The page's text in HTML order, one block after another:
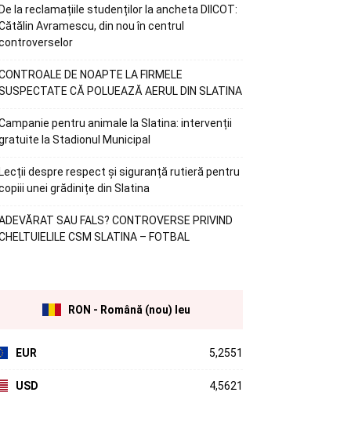
De la reclamațiile studenților la ancheta DIICOT:
Avramescu, din nou în centrul
DE NOAPTE LA FIRMELE
CĂ POLUEAZĂ AERUL DIN SLATINA
pentru animale la Slatina: intervenții
la Stadionul Municipal
Lecții despre respect și siguranță rutieră pentru
unei grădinițe din Slatina
SAU FALS? CONTROVERSE PRIVIND
CSM SLATINA – FOTBAL
RON - Română (nou) leu
EUR 5,2551
USD 4,5621